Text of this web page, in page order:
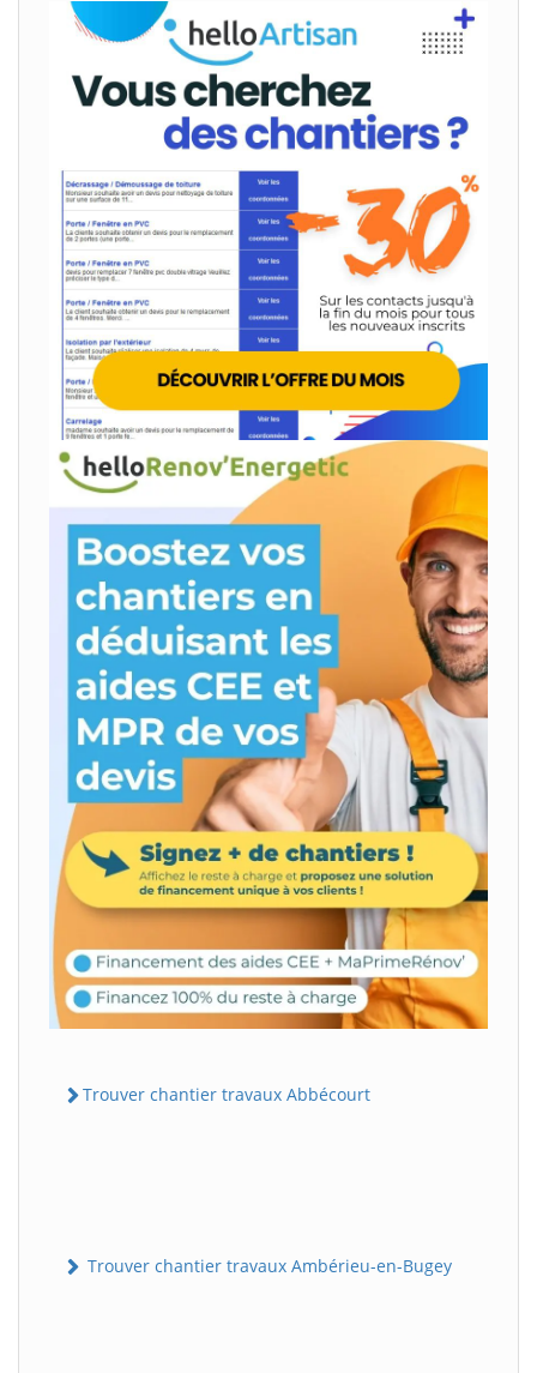
Trouver chantier travaux Abbécourt
Trouver chantier travaux Ambérieu-en-Bugey